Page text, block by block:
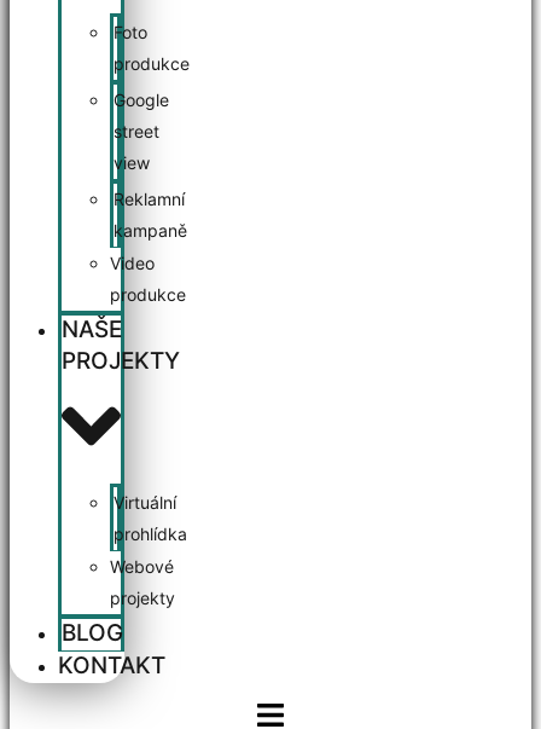
Foto
produkce
Google
street
view
Reklamní
kampaně
Video
produkce
NAŠE
PROJEKTY
Virtuální
prohlídka
Webové
projekty
BLOG
KONTAKT